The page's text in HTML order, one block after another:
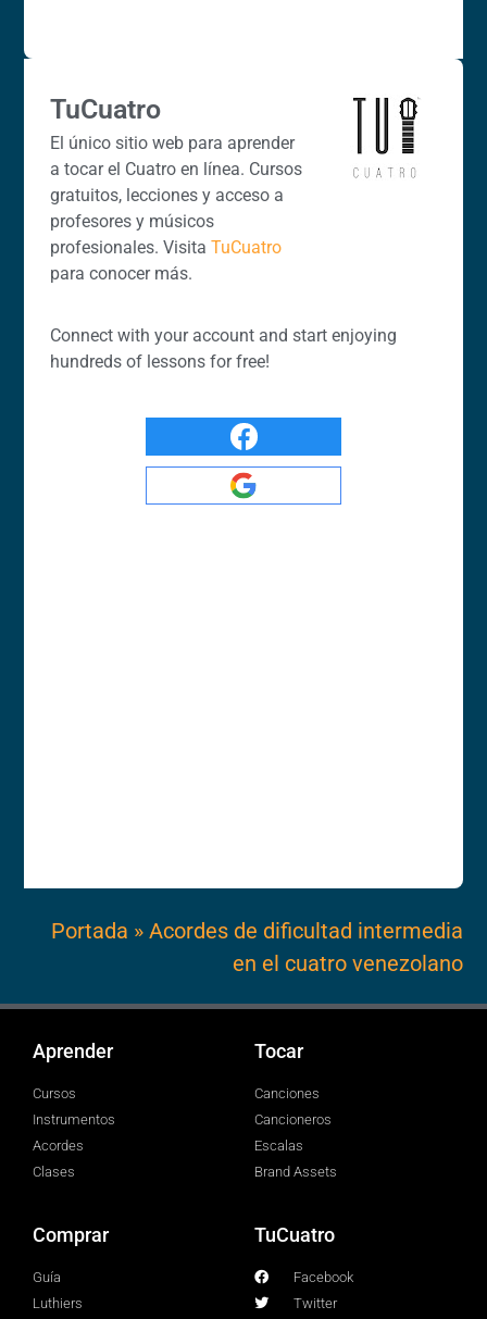
TuCuatro
El único sitio web para aprender
a tocar el Cuatro en línea. Cursos
gratuitos, lecciones y acceso a
profesores y músicos
profesionales. Visita TuCuatro
para conocer más.
Connect with your account and start enjoying
hundreds of lessons for free!
Portada » Acordes de dificultad intermedia
en el cuatro venezolano
Aprender
Cursos
Instrumentos
Acordes
Clases
Tocar
Canciones
Cancioneros
Escalas
Brand Assets
Comprar
Guía
Luthiers
TuCuatro
Facebook
Twitter